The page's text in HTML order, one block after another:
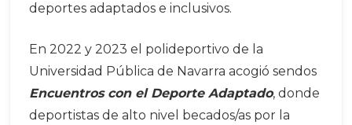
deportes adaptados e inclusivos.
En 2022 y 2023 el polideportivo de la
Universidad Pública de Navarra acogió sendos
Encuentros con el Deporte Adaptado, donde
deportistas de alto nivel becados/as por la